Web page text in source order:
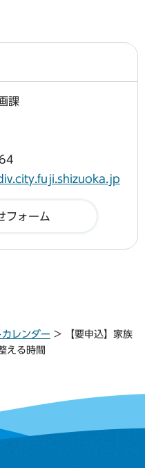
課
レンダー > 【要申込】家族
える時間